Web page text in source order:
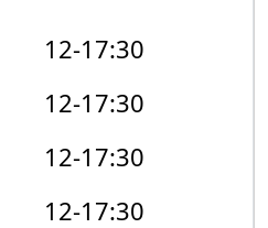
12-17:30
12-17:30
12-17:30
12-17:30